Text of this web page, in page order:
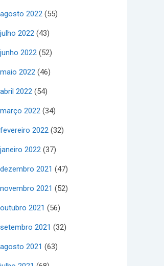
agosto 2022 (55)
julho 2022 (43)
junho 2022 (52)
maio 2022 (46)
abril 2022 (54)
março 2022 (34)
fevereiro 2022 (32)
janeiro 2022 (37)
dezembro 2021 (47)
novembro 2021 (52)
outubro 2021 (56)
setembro 2021 (32)
agosto 2021 (63)